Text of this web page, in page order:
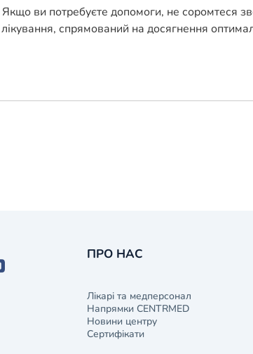
ви потребуєте допомоги, не соромтеся
спрямований на досягнення
ПРО НАС
Лікарі та медперсонал
Напрямки CENTRMED
Новини центру
Сертифікати